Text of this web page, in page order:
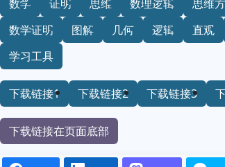
数学
证明 思维 数理逻辑
思维
数学证明
图解 几何 逻辑
直观
学习工具
下载链接1 下载链接2 下载链接3
下载链接在页面底部